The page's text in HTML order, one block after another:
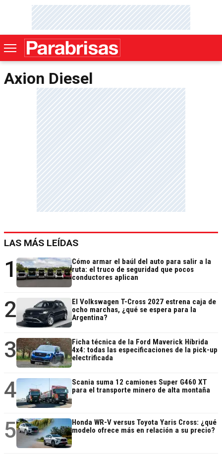
Axion Diesel
LAS MÁS LEÍDAS
1
Cómo armar el baúl del auto para salir a la
ruta: el truco de seguridad que pocos
conductores aplican
2
El Volkswagen T-Cross 2027 estrena caja de
ocho marchas, ¿qué se espera para la
Argentina?
3
Ficha técnica de la Ford Maverick Híbrida
4x4: todas las especificaciones de la pick-up
electrificada
4
Scania suma 12 camiones Super G460 XT
para el transporte minero de alta montaña
5
Honda WR-V versus Toyota Yaris Cross: ¿qué
modelo ofrece más en relación a su precio?